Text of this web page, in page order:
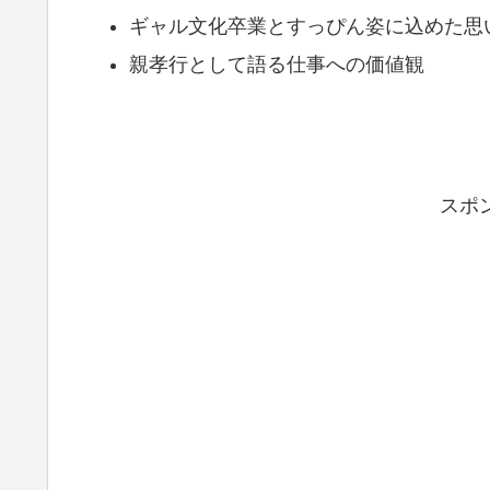
ギャル文化卒業とすっぴん姿に込めた思
親孝行として語る仕事への価値観
スポ